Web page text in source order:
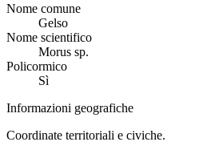
Nome comune
Gelso
Nome scientifico
Morus sp.
Policormico
Sì
Informazioni geografiche
Coordinate territoriali e civiche.